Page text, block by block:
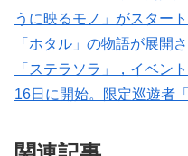
うに映るモノ」がスター
「ホタル」の物語が展開
「ステラソラ」，イベン
16日に開始。限定巡遊者